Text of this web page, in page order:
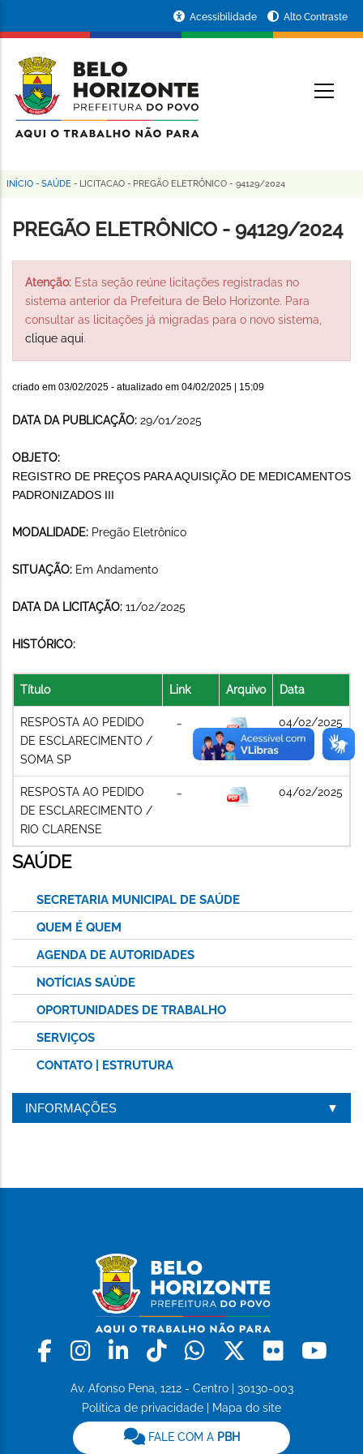
conteúdo
principal
da
Prefeitura
de
Horizonte
Acessibilidade Alto Contraste
Trilha
de
INÍCIO - SAÚDE - LICITACAO - PREGÃO ELETRÔNICO - 94129/2024
PREGÃO ELETRÔNICO - 94129/2024
Atenção: Esta seção reúne licitações registradas no
sistema anterior da Prefeitura de Belo Horizonte. Para
consultar as licitações já migradas para o novo sistema,
clique aqui.
criado em 03/02/2025 - atualizado em 04/02/2025 | 15:09
DATA DA PUBLICAÇÃO: 29/01/2025
OBJETO:
REGISTRO DE PREÇOS PARA AQUISIÇÃO DE MEDICAMENTOS
PADRONIZADOS III
MODALIDADE: Pregão Eletrônico
SITUAÇÃO: Em Andamento
DATA DA LICITAÇÃO: 11/02/2025
HISTÓRICO:
Título Link Arquivo Data
RESPOSTA AO PEDIDO
DE ESCLARECIMENTO /
SOMA SP
04/02/2025
RESPOSTA AO PEDIDO
DE ESCLARECIMENTO /
RIO CLARENSE
04/02/2025
SAÚDE
SECRETARIA MUNICIPAL DE SAÚDE
QUEM É QUEM
AGENDA DE AUTORIDADES
NOTÍCIAS SAÚDE
OPORTUNIDADES DE TRABALHO
SERVIÇOS
CONTATO | ESTRUTURA
INFORMAÇÕES
Facebook
Instagram
LinkedinTiktokWhatsapp
X Flickr
Av. Afonso Pena, 1212 - Centro | 30130-003
Política de privacidade
Mapa do site
FALE COM A PBH